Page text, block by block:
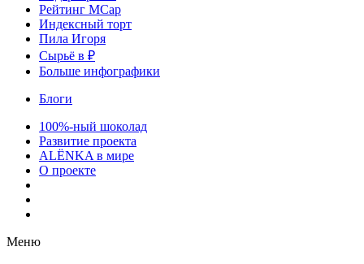
Рейтинг MCap
Индексный торт
Пила Игоря
Сырьё в ₽
Больше инфографики
Блоги
100%-ный шоколад
Развитие проекта
ALЁNKA в мире
О проекте
Меню